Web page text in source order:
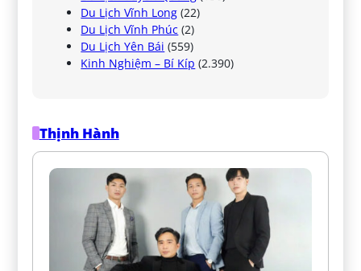
Du Lịch Vĩnh Long (22)
Du Lịch Vĩnh Phúc (2)
Du Lịch Yên Bái (559)
Kinh Nghiệm – Bí Kíp (2.390)
Thịnh Hành